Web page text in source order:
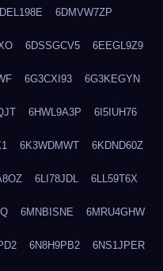
6DMVW7ZP
6DSSGCV5 6EEGL9Z9
6G3CXI93 6G3KEGYN
6HWL9A3P 6I5IUH76
6K3WDMWT 6KDND60Z
6LI78JDL 6LL59T6X
6MNBISNE 6MRU4GHW
6N8H9PB2 6NS1JPER